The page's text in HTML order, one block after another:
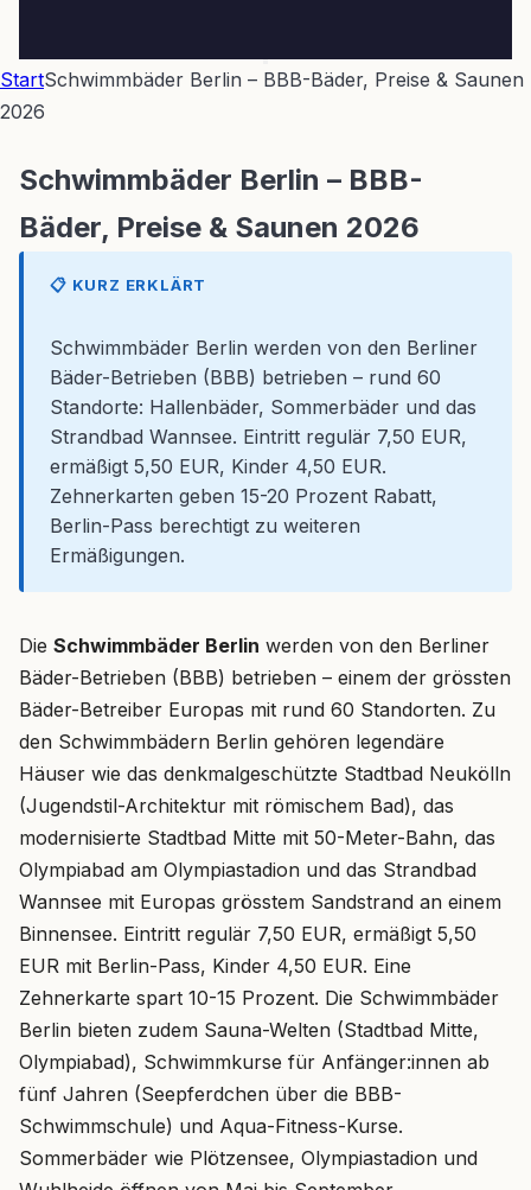
StartSchwimmbäder Berlin – BBB-Bäder, Preise & Saunen
2026
Schwimmbäder Berlin – BBB-
Bäder, Preise & Saunen 2026
📋 KURZ ERKLÄRT
Schwimmbäder Berlin werden von den Berliner
Bäder-Betrieben (BBB) betrieben – rund 60
Standorte: Hallenbäder, Sommerbäder und das
Strandbad Wannsee. Eintritt regulär 7,50 EUR,
ermäßigt 5,50 EUR, Kinder 4,50 EUR.
Zehnerkarten geben 15-20 Prozent Rabatt,
Berlin-Pass berechtigt zu weiteren
Ermäßigungen.
Die Schwimmbäder Berlin werden von den Berliner
Bäder-Betrieben (BBB) betrieben – einem der grössten
Bäder-Betreiber Europas mit rund 60 Standorten. Zu
den Schwimmbädern Berlin gehören legendäre
Häuser wie das denkmalgeschützte Stadtbad Neukölln
(Jugendstil-Architektur mit römischem Bad), das
modernisierte Stadtbad Mitte mit 50-Meter-Bahn, das
Olympiabad am Olympiastadion und das Strandbad
Wannsee mit Europas grösstem Sandstrand an einem
Binnensee. Eintritt regulär 7,50 EUR, ermäßigt 5,50
EUR mit Berlin-Pass, Kinder 4,50 EUR. Eine
Zehnerkarte spart 10-15 Prozent. Die Schwimmbäder
Berlin bieten zudem Sauna-Welten (Stadtbad Mitte,
Olympiabad), Schwimmkurse für Anfänger:innen ab
fünf Jahren (Seepferdchen über die BBB-
Schwimmschule) und Aqua-Fitness-Kurse.
Sommerbäder wie Plötzensee, Olympiastadion und